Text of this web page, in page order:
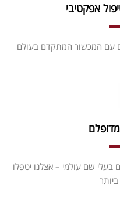
אפקטיבי
עם המכשור המתקדם בעולם
בעלי שם עולמי – אצלנו יטפלו